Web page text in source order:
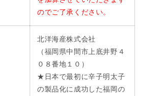
のでご了承ください。
北洋海産株式会社
（福岡県中間市上底井野４
０８番地１０）
★日本で最初に辛子明太子
の製品化に成功した福岡の